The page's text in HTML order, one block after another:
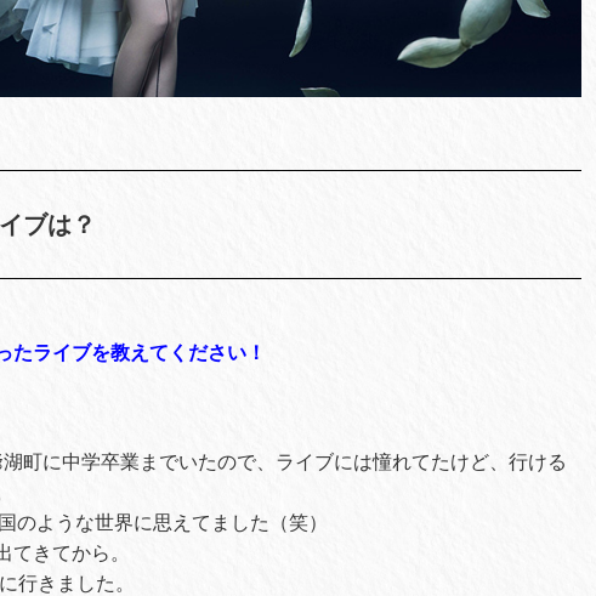
ブは？
たライブを教えてください！
町に中学卒業までいたので、ライブには憧れてたけど、行ける
のような世界に思えてました（笑）
きてから。
行きました。